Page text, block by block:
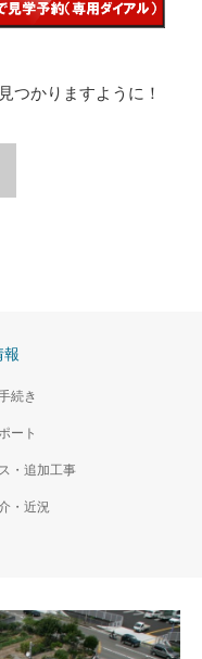
つかりますように！
報
続き
ート
・追加工事
・近況